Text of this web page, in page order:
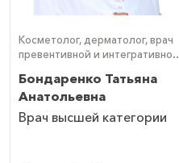
Косметолог, дерматолог, врач
превентивной и интегративной
Бондаренко Татьяна
Анатольевна
Врач высшей категории